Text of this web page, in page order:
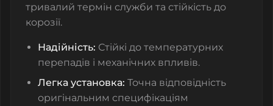
тривалий термін служби та стійкість до
корозії.
Надійність: Стійкі до температурних
перепадів і механічних впливів.
Легка установка: Точна відповідність
оригінальним специфікаціям